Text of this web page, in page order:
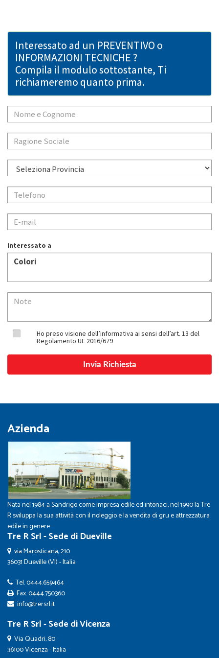
Interessato ad un PREVENTIVO o
INFORMAZIONI TECNICHE ?
Compila il modulo sottostante, Ti
richiameremo quanto prima.
Interessato a
Ho preso visione dell’informativa ai sensi dell’art. 13 del
Regolamento UE 2016/679
Azienda
Nata nel 1984 a Sandrigo come impresa edile ed intonaci, nel 1990 la Tre
R sviluppa la sua attività con il noleggio e la vendita di gru e attrezzatura
edile in genere.
Tre R Srl - Sede di Dueville
via Marosticana, 210
36031 Dueville (VI) - Italia
Tel.0444.659464
Fax. 0444.750360
info@trersrl.it
Tre R Srl - Sede di Vicenza
Via Quadri, 80
36100 Vicenza - Italia